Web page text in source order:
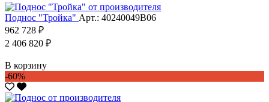
Поднос "Тройка" Арт.: 40240049В06
962 728 ₽
2 406 820 ₽
В корзину
-60%